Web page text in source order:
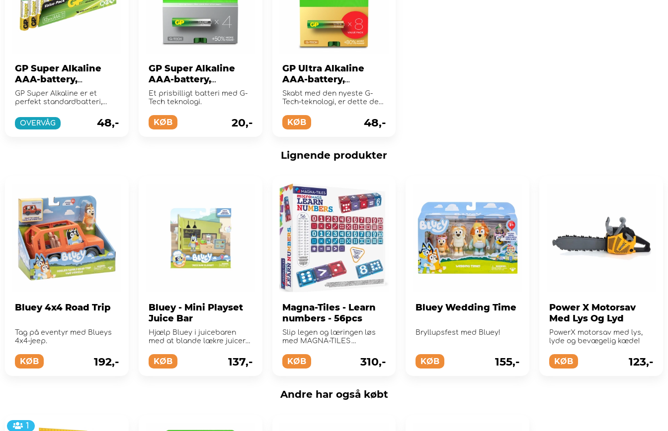
GP Super Alkaline
AAA-battery,
24A/LR03, 12-pc
GP Super Alkaline er et
perfekt standardbatteri,
produkter med la...
OVERVÅG 48,-
GP Super Alkaline
AAA-battery,
24A/LR03, 4-pc
Et prisbilligt batteri med G-
Tech teknologi.
KØB 20,-
GP Ultra Alkaline
AAA-battery,
24AU/LR03, 8-pc
Skabt med den nyeste G-
Tech-teknologi, er dette det
KØB 48,-
Lignende produkter
Bluey 4x4 Road Trip
Tag på eventyr med Blueys
4x4-jeep.
KØB 192,-
Bluey - Mini Playset
Juice Bar
Hjælp Bluey i juicebaren
med at blande lækre juicer
KØB 137,-
Magna-Tiles - Learn
numbers - 56pcs
Slip legen og læringen løs
med MAGNA-TILES
KØB 310,-
Bluey Wedding Time
Bryllupsfest med Bluey!
KØB 155,-
Power X Motorsav
Med Lys Og Lyd
PowerX motorsav med lys,
lyde og bevægelig kæde!
KØB 123,-
Andre har også købt
1